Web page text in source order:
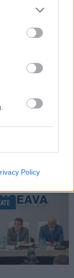
Policy
Meteorologii anunță